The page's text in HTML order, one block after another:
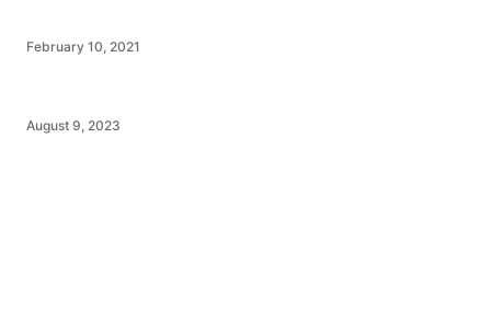
February 10, 2021
August 9, 2023